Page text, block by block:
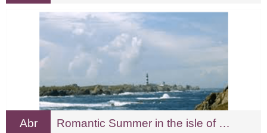
Abr Romantic Summer in the isle of Ushant